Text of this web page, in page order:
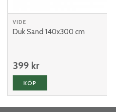
VIDE
Duk Sand 140x300 cm
399 kr
KÖP